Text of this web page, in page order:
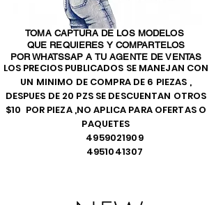
LOS PRECIOS PUBLICADOS SE MANEJAN CON
UN MINIMO DE COMPRA DE 6 PIEZAS ,
DESPUES DE 20 PZS SE DESCUENTAN OTROS
$10 POR PIEZA ,NO APLICA PARA OFERTAS O
PAQUETES
4959021909
4951041307
TOMA CAPTURA DE LOS MODELOS
QUE REQUIERES Y COMPARTELOS
POR WHATSSAP A TU AGENTE DE VENTAS